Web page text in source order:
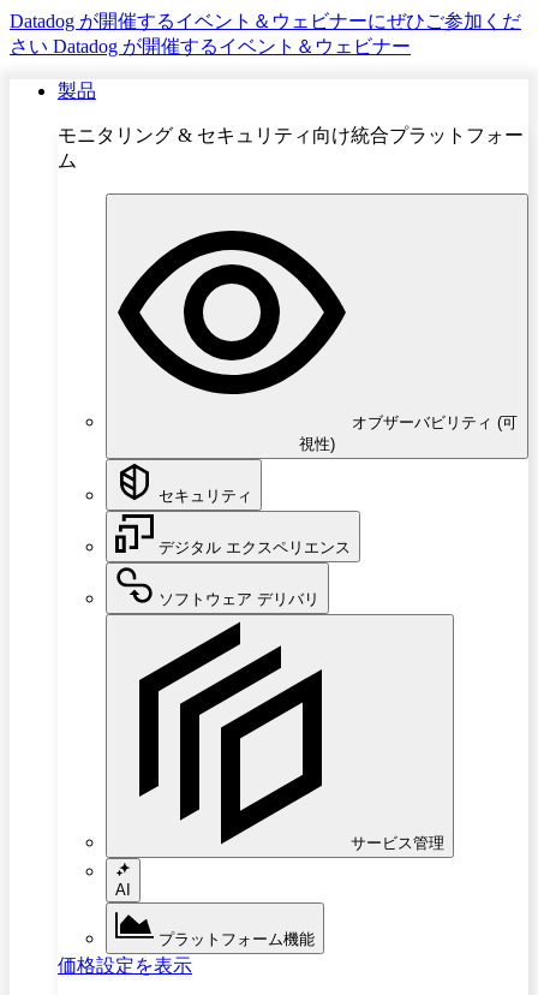
Datadog が開催するイベント＆ウェビナーにぜひご参加くだ
さい Datadog が開催するイベント＆ウェビナー
製品
モニタリング & セキュリティ向け統合プラットフォー
ム
オブザーバビリティ (可
視性)
セキュリティ
デジタル エクスペリエンス
ソフトウェア デリバリ
サービス管理
AI
プラットフォーム機能
価格設定を表示